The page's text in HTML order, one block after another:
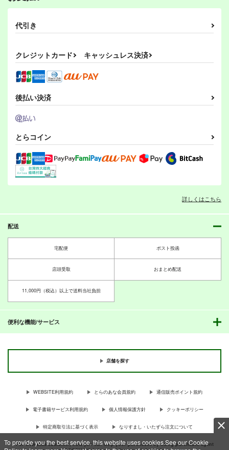
To provide you the best service, this website uses cookies.See our Cookie
代引き
クレジットカード キャッシュレス決済
後払い決済
とらコイン
詳しくはこちら
配送
宅配便 ポスト投函
店頭受取 おまとめ配送
11,000円（税込）以上で送料当社負担
便利な機能/サービス
店舗を探す
WEBSITE利用規約 とらのあな会員規約 通信販売ポイント規約
電子書籍サービス利用規約 個人情報保護方針 クッキーポリシー
特定商取引法に基づく表示 なりすまし・いたずら注文について
For Overseas customer, now you can ship your purchases by using purchases agent